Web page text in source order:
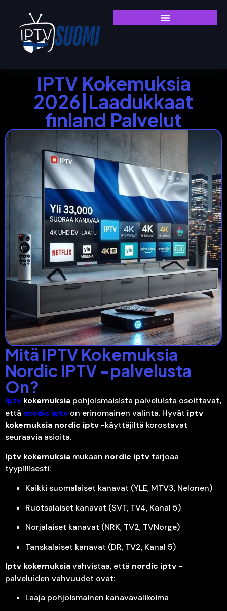
IPTV Kokemuksia
2026|Laadukkaat
finland Palvelut
Mitä IPTV Kokemuksia
Nordic IPTV -palvelusta
On?
Iptv kokemuksia pohjoismaisista palveluista osoittavat,
että nordic iptv on erinomainen valinta. Hyvät iptv
kokemuksia nordic iptv -käyttäjiltä korostavat
seuraavia asioita.
Iptv kokemuksia mukaan nordic iptv tarjoaa
tyypillisesti:
Kaikki suomalaiset kanavat (YLE, MTV3, Nelonen)
Ruotsalaiset kanavat (SVT, TV4, Kanal 5)
Norjalaiset kanavat (NRK, TV2, TVNorge)
Tanskalaiset kanavat (DR, TV2, Kanal 5)
Iptv kokemuksiavahvistaa, että nordic iptv -
palveluiden vahvuudet ovat:
Laaja pohjoismainen kanavavalikoima